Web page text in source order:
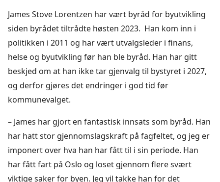
James Stove Lorentzen har vært byråd for byutvikling
siden byrådet tiltrådte høsten 2023. Han kom inn i
politikken i 2011 og har vært utvalgsleder i finans,
helse og byutvikling før han ble byråd. Han har gitt
beskjed om at han ikke tar gjenvalg til bystyret i 2027,
og derfor gjøres det endringer i god tid før
kommunevalget.
– James har gjort en fantastisk innsats som byråd. Han
har hatt stor gjennomslagskraft på fagfeltet, og jeg er
imponert over hva han har fått til i sin periode. Han
har fått fart på Oslo og loset gjennom flere svært
viktige saker for byen. Jeg vil takke han for det